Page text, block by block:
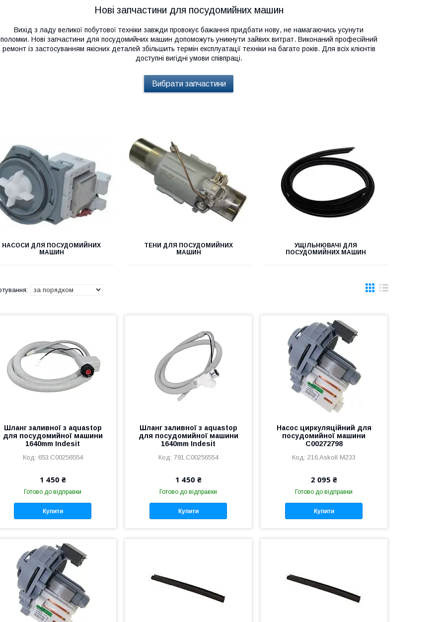
Нові запчастини для посудомийних машин
Вихід з ладу великої побутової техніки завжди провокує бажання придбати нову, не намагаючись усунути
поломки. Нові запчастини для посудомийних машин допоможуть уникнути зайвих витрат. Виконаний професійний
ремонт із застосуванням якісних деталей збільшить термін експлуатації техніки на багато років. Для всіх клієнтів
доступні вигідні умови співпраці.
Вибрати запчастини
НАСОСИ ДЛЯ ПОСУДОМИЙНИХ
МАШИН
ТЕНИ ДЛЯ ПОСУДОМИЙНИХ
МАШИН
УЩІЛЬНЮВАЧІ ДЛЯ
ПОСУДОМИЙНИХ МАШИН
Шланг заливної з aquastop
для посудомийної машини
1640mm Indesit
653.C00256554
1 450 ₴
Готово до відправки
Купити
Шланг заливної з aquastop
для посудомийної машини
1640mm Indesit
791.C00256554
1 450 ₴
Готово до відправки
Купити
Насос циркуляційний для
посудомийної машини
C00272798
216.Askoll M233
2 095 ₴
Готово до відправки
Купити